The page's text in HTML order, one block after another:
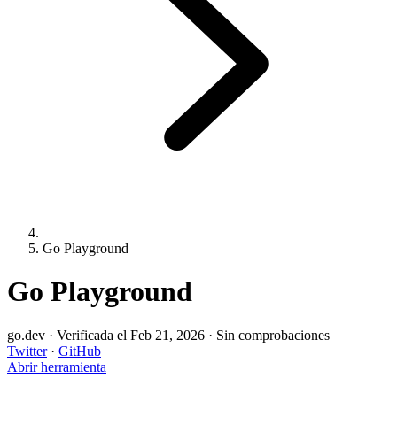
Go Playground
Go Playground
go.dev · Verificada el Feb 21, 2026 · Sin comprobaciones
Twitter · GitHub
Abrir herramienta